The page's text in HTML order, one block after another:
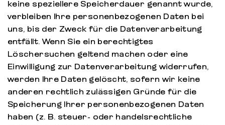
keine speziellere Speicherdauer genannt wurde,
verbleiben Ihre personenbezogenen Daten bei
uns, bis der Zweck für die Datenverarbeitung
entfällt. Wenn Sie ein berechtigtes
Löschersuchen geltend machen oder eine
Einwilligung zur Datenverarbeitung widerrufen,
werden Ihre Daten gelöscht, sofern wir keine
anderen rechtlich zulässigen Gründe für die
Speicherung Ihrer personenbezogenen Daten
haben (z. B. steuer- oder handelsrechtliche